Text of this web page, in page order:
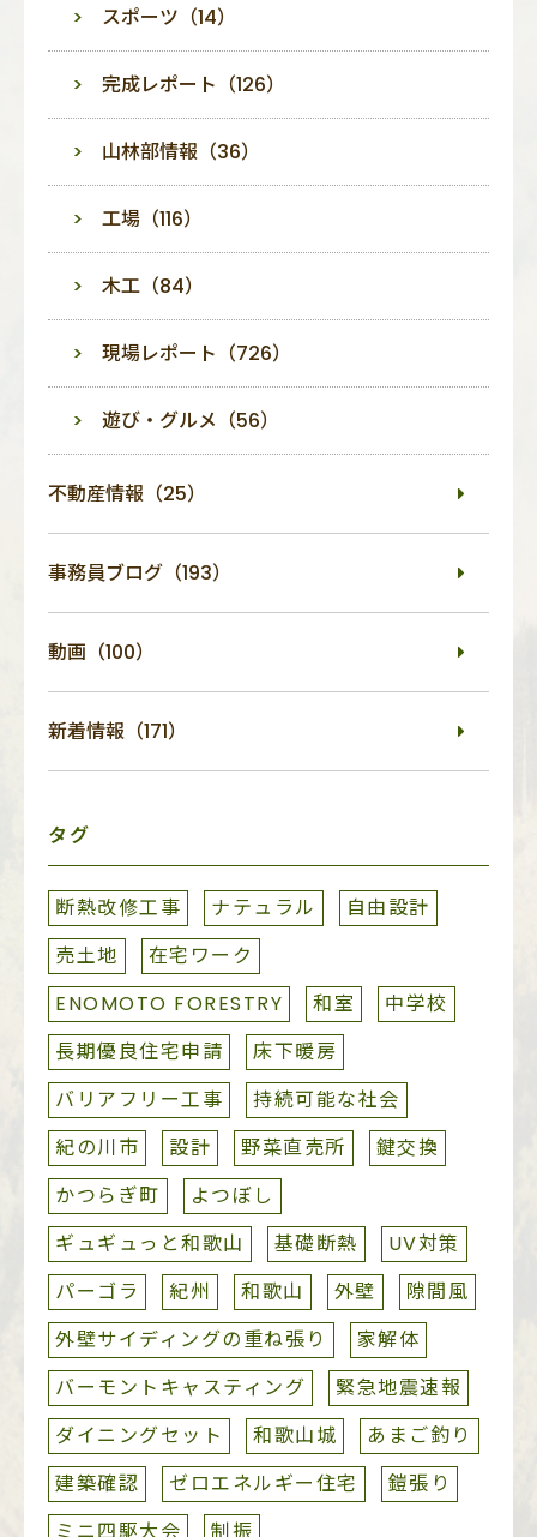
スポーツ（14）
完成レポート（126）
山林部情報（36）
工場（116）
木工（84）
現場レポート（726）
遊び・グルメ（56）
不動産情報（25）
事務員ブログ（193）
動画（100）
新着情報（171）
タグ
断熱改修工事 ナテュラル
自由設計
売土地
在宅ワーク
ENOMOTO FORESTRY
和室
中学校
長期優良住宅申請
床下暖房
バリアフリー工事
持続可能な社会
紀の川市
設計 野菜直売所
鍵交換
かつらぎ町
よつぼし
ギュギュっと和歌山
基礎断熱
UV対策
パーゴラ
紀州 和歌山 外壁
隙間風
外壁サイディングの重ね張り
家解体
バーモントキャスティング
緊急地震速報
ダイニングセット
和歌山城
あまご釣り
建築確認
ゼロエネルギー住宅
鎧張り
ミニ四駆大会
制振